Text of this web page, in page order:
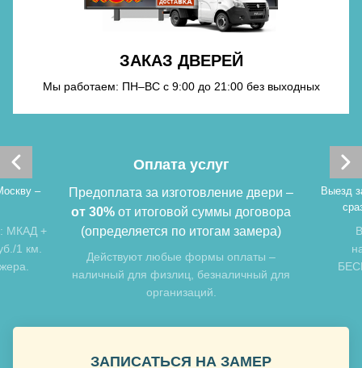
Хочу такую
Хочу такую
ЗАКАЗ ДВЕРЕЙ
Мы работаем: ПН–ВС с 9:00 до 21:00 без выходных
–
МКАД +
1 км.
Оплата услуг
Предоплата за изготовление двери –
от 30% от итоговой суммы договора
(определяется по итогам замера)
Действуют любые формы оплаты –
наличный для физлиц, безналичный для
организаций.
Выезд
ЗАПИСАТЬСЯ НА ЗАМЕР